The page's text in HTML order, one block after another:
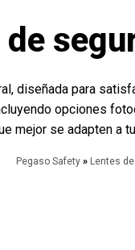
diseñada para
opciones
mejor se adapten a
Pegaso Safety» Lentes